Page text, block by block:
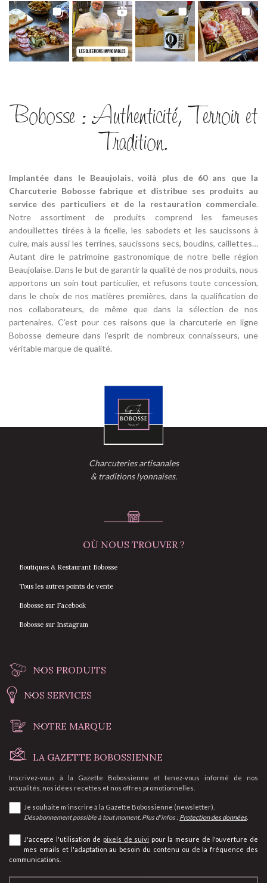
Bobosse : Authenticité, Terroir et
Tradition.
Implantée dans le Beaujolais, voilà plus de 60 ans que la
Charcuterie Bobosse fabrique et distribue ses produits au
service des particuliers et de la restauration commerciale.
Notre assortiment de produits comprend les fameuses
andouillettes tirées à la ficelle, les sabodets et les saucissons à
cuire, mais aussi les terrines, saucissons secs, boudins, caillettes…
Autant dire le patrimoine gastronomique de notre belle région
Beaujolaise. Dans le but de garantir la qualité de nos produits, nous
apportons un soin tout particulier, et refusons toute concession,
dans le choix de nos matières premières, dans la qualification de
nos collaborateurs, de même que dans la sélection de nos
partenaires. C’est pour ces raisons que la charcuterie en ligne
Bobosse demeure dans l’esprit de nombreux connaisseurs, une
véritable marque de qualité.
Charcuteries artisanales
& traditions lyonnaises.
OÙ NOUS TROUVER ?
Boutiques & Restaurant Bobosse
Tous les autres points de vente
Bobosse sur Facebook
Bobosse sur Instagram
NOS PRODUITS
NOS SERVICES
NOTRE MARQUE
LA GAZETTE BOBOSSIENNE
Inscrivez-vous à la Gazette Bobossienne et tenez-vous informé de nos
actualités, nos idées recettes et nos offres promotionnelles.
Je souhaite m'inscrire à la Gazette Bobossienne (newsletter).
Désabonnement possible à tout moment. Plus d'infos : Protection des données.
J'accepte l'utilisation de pixels de suivi pour la mesure de l'ouverture de
mes emails et l'adaptation au besoin du contenu ou de la fréquence des
communications.